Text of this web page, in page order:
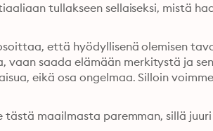
tullakseen sellaiseksi, mistä
että hyödyllisenä olemisen
vaan saada elämään merkitystä ja
eikä osa ongelmaa. Silloin
tästä maailmasta paremman, sillä